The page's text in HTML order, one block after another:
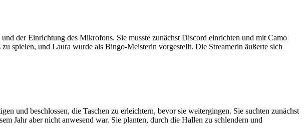
der Einrichtung des Mikrofons. Sie musste zunächst Discord einrichten und mit Camo
spielen, und Laura wurde als Bingo-Meisterin vorgestellt. Die Streamerin äußerte sich
und beschlossen, die Taschen zu erleichtern, bevor sie weitergingen. Sie suchten zunächst
Jahr aber nicht anwesend war. Sie planten, durch die Hallen zu schlendern und